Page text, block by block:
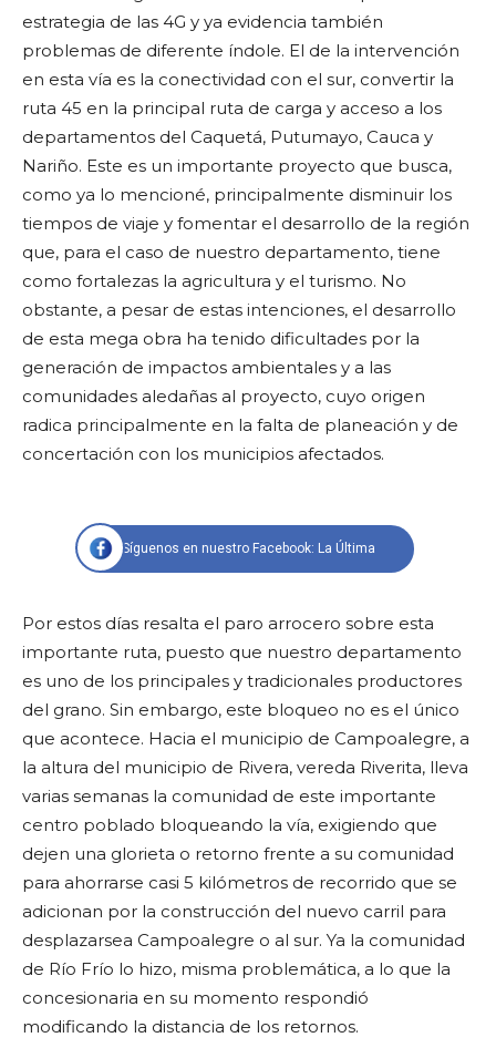
estrategia de las 4G y ya evidencia también
problemas de diferente índole. El de la intervención
en esta vía es la conectividad con el sur, convertir la
ruta 45 en la principal ruta de carga y acceso a los
departamentos del Caquetá, Putumayo, Cauca y
Nariño. Este es un importante proyecto que busca,
como ya lo mencioné, principalmente disminuir los
tiempos de viaje y fomentar el desarrollo de la región
que, para el caso de nuestro departamento, tiene
como fortalezas la agricultura y el turismo. No
obstante, a pesar de estas intenciones, el desarrollo
de esta mega obra ha tenido dificultades por la
generación de impactos ambientales y a las
comunidades aledañas al proyecto, cuyo origen
radica principalmente en la falta de planeación y de
concertación con los municipios afectados.
Síguenos en nuestro Facebook: La Última
Por estos días resalta el paro arrocero sobre esta
importante ruta, puesto que nuestro departamento
es uno de los principales y tradicionales productores
del grano. Sin embargo, este bloqueo no es el único
que acontece. Hacia el municipio de Campoalegre, a
la altura del municipio de Rivera, vereda Riverita, lleva
varias semanas la comunidad de este importante
centro poblado bloqueando la vía, exigiendo que
dejen una glorieta o retorno frente a su comunidad
para ahorrarse casi 5 kilómetros de recorrido que se
adicionan por la construcción del nuevo carril para
desplazarsea Campoalegre o al sur. Ya la comunidad
de Río Frío lo hizo, misma problemática, a lo que la
concesionaria en su momento respondió
modificando la distancia de los retornos.